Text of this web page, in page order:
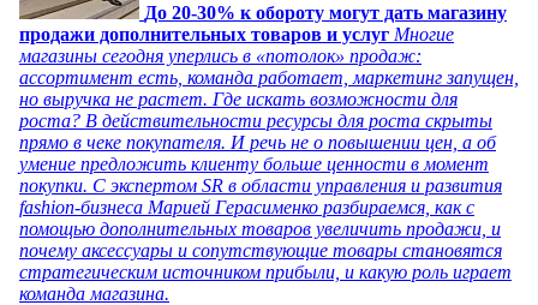
До 20-30% к обороту могут дать магазину
продажи дополнительных товаров и услуг Многие
магазины сегодня уперлись в «потолок» продаж:
ассортимент есть, команда работает, маркетинг запущен,
но выручка не растет. Где искать возможности для
роста? В действительности ресурсы для роста скрыты
прямо в чеке покупателя. И речь не о повышении цен, а об
умение предложить клиенту больше ценности в момент
покупки. С экспертом SR в области управления и развития
fashion-бизнеса Марией Герасименко разбираемся, как с
помощью дополнительных товаров увеличить продажи, и
почему аксессуары и сопутствующие товары становятся
стратегическим источником прибыли, и какую роль играет
команда магазина.